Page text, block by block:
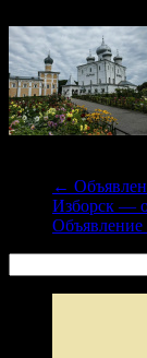
←
Изборск —
Объявление